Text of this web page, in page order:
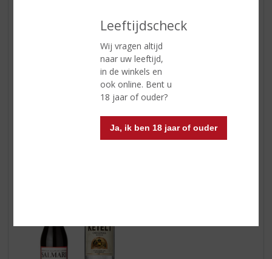
Leeftijdscheck
Wij vragen altijd
naar uw leeftijd,
in de winkels en
ook online. Bent u
18 jaar of ouder?
Ja, ik ben 18 jaar of ouder
Proost op de vaders!
Salmari is een unieke Finse salmiaklikeur die je